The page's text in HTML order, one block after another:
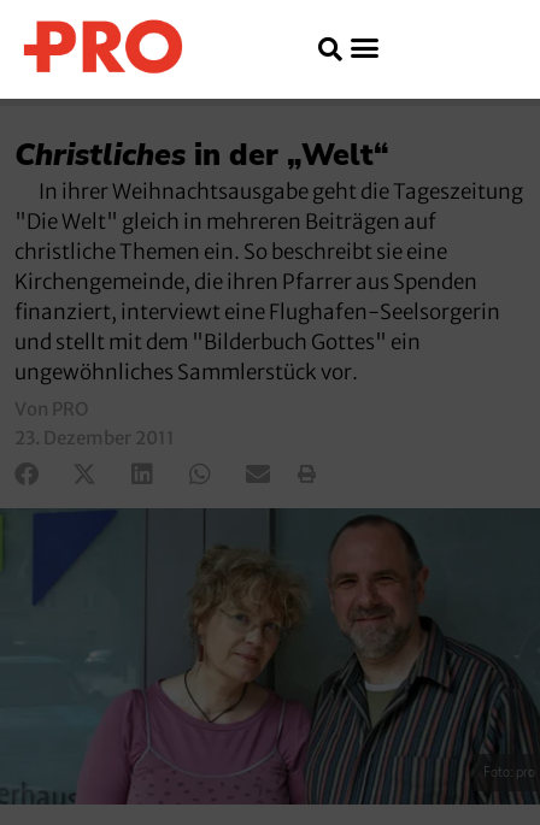
Christliches in der „Welt“
In ihrer Weihnachtsausgabe geht die Tageszeitung
"Die Welt" gleich in mehreren Beiträgen auf
christliche Themen ein. So beschreibt sie eine
Kirchengemeinde, die ihren Pfarrer aus Spenden
finanziert, interviewt eine Flughafen-Seelsorgerin
und stellt mit dem "Bilderbuch Gottes" ein
ungewöhnliches Sammlerstück vor.
Von PRO
23. Dezember 2011
Foto: pro